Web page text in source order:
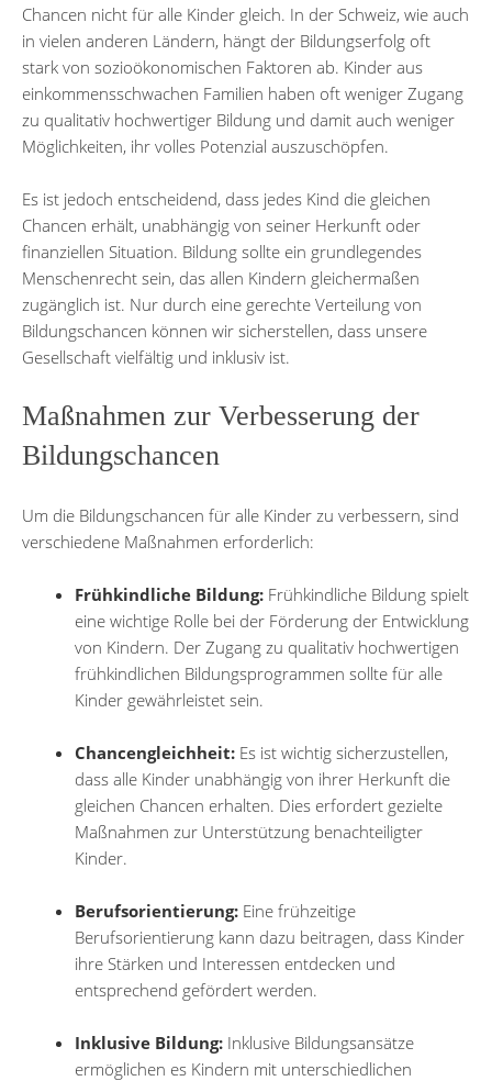
Chancen nicht für alle Kinder gleich. In der Schweiz, wie auch
in vielen anderen Ländern, hängt der Bildungserfolg oft
stark von sozioökonomischen Faktoren ab. Kinder aus
einkommensschwachen Familien haben oft weniger Zugang
zu qualitativ hochwertiger Bildung und damit auch weniger
Möglichkeiten, ihr volles Potenzial auszuschöpfen.
Es ist jedoch entscheidend, dass jedes Kind die gleichen
Chancen erhält, unabhängig von seiner Herkunft oder
finanziellen Situation. Bildung sollte ein grundlegendes
Menschenrecht sein, das allen Kindern gleichermaßen
zugänglich ist. Nur durch eine gerechte Verteilung von
Bildungschancen können wir sicherstellen, dass unsere
Gesellschaft vielfältig und inklusiv ist.
Maßnahmen zur Verbesserung der
Bildungschancen
Um die Bildungschancen für alle Kinder zu verbessern, sind
verschiedene Maßnahmen erforderlich:
Frühkindliche Bildung: Frühkindliche Bildung spielt
eine wichtige Rolle bei der Förderung der Entwicklung
von Kindern. Der Zugang zu qualitativ hochwertigen
frühkindlichen Bildungsprogrammen sollte für alle
Kinder gewährleistet sein.
Chancengleichheit: Es ist wichtig sicherzustellen,
dass alle Kinder unabhängig von ihrer Herkunft die
gleichen Chancen erhalten. Dies erfordert gezielte
Maßnahmen zur Unterstützung benachteiligter
Kinder.
Berufsorientierung: Eine frühzeitige
Berufsorientierung kann dazu beitragen, dass Kinder
ihre Stärken und Interessen entdecken und
entsprechend gefördert werden.
Inklusive Bildung: Inklusive Bildungsansätze
ermöglichen es Kindern mit unterschiedlichen